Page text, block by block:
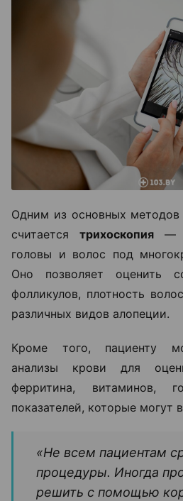
Одним из основных методов
считается трихоскопия —
головы и волос под
Оно позволяет оценить
фолликулов, плотность
различных видов алопеции.
Кроме того, пациенту
анализы крови для
ферритина, витаминов,
показателей, которые могут
«Не всем пациентам
процедуры. Иногда
решить с помощью